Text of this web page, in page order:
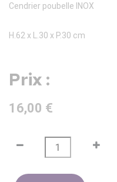
Cendrier poubelle INOX
H.62 x L.30 x P.30 cm
Prix :
16,00 €